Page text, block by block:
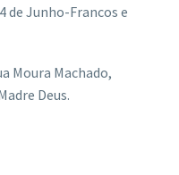
de Junho-Francos e
Moura Machado,
Deus.